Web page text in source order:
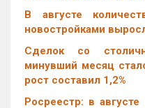
В августе
новостройками
Cделок со
минувший месяц
рост составил 1,2%
Росреестр: в